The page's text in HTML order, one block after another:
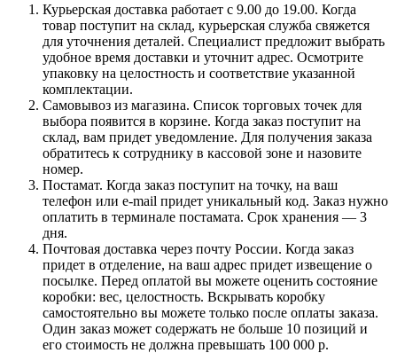
Курьерская доставка работает с 9.00 до 19.00. Когда
товар поступит на склад, курьерская служба свяжется
для уточнения деталей. Специалист предложит выбрать
удобное время доставки и уточнит адрес. Осмотрите
упаковку на целостность и соответствие указанной
комплектации.
Самовывоз из магазина. Список торговых точек для
выбора появится в корзине. Когда заказ поступит на
склад, вам придет уведомление. Для получения заказа
обратитесь к сотруднику в кассовой зоне и назовите
номер.
Постамат. Когда заказ поступит на точку, на ваш
телефон или e-mail придет уникальный код. Заказ нужно
оплатить в терминале постамата. Срок хранения — 3
дня.
Почтовая доставка через почту России. Когда заказ
придет в отделение, на ваш адрес придет извещение о
посылке. Перед оплатой вы можете оценить состояние
коробки: вес, целостность. Вскрывать коробку
самостоятельно вы можете только после оплаты заказа.
Один заказ может содержать не больше 10 позиций и
его стоимость не должна превышать 100 000 р.